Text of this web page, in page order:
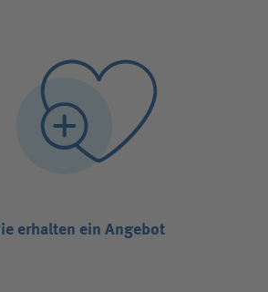
erhalten ein Angebot